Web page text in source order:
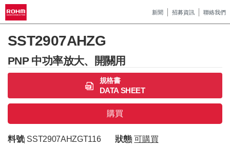
新聞 招募資訊 聯絡我們
SST2907AHZG
PNP 中功率放大、開關用
規格書
DATA SHEET
購買
料號| SST2907AHZGT116 狀態| 可購買